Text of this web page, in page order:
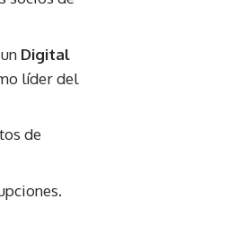
Digital
líder del
de